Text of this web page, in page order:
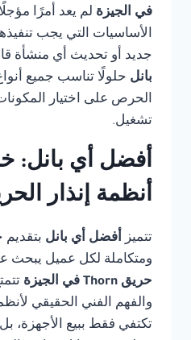
في الجيزة لم يعد أمرًا
الأساسيات التي يجب
جديد أو تحديث أي منشأة
بانل حلولًا تناسب جميع
الحرص على اختيار
تشغيل.
أفضل أي بانل:
أنظمة إنذار
تتميز أفضل أي بانل
ومتكاملة لكل عميل يبحث
حريق Thorn في الجيزة
والفهم الفني الحقيقي
تكتفي فقط ببيع الأجهزة،